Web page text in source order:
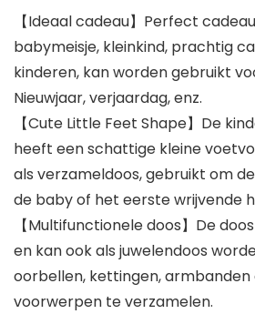
【Ideaal cadeau】Perfect
babymeisje, kleinkind, prachtig
kinderen, kan worden gebruikt
Nieuwjaar, verjaardag, enz.
【Cute Little Feet Shape】De
heeft een schattige kleine
als verzameldoos, gebruikt om
de baby of het eerste wrijvende
【Multifunctionele doos】De
en kan ook als juwelendoos
oorbellen, kettingen, armbanden
voorwerpen te verzamelen.